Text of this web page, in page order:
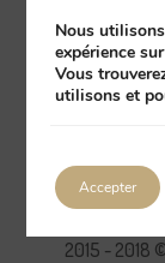
2015 - 2018
Nous
expérience
Vous
utilisons et
Accepter